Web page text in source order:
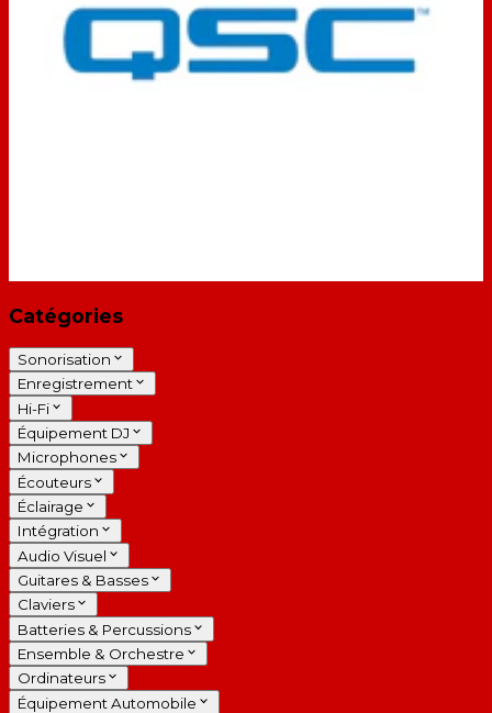
Catégories
Sonorisation
Enregistrement
Hi-Fi
Équipement DJ
Microphones
Écouteurs
Éclairage
Intégration
Audio Visuel
Guitares & Basses
Claviers
Batteries & Percussions
Ensemble & Orchestre
Ordinateurs
Équipement Automobile